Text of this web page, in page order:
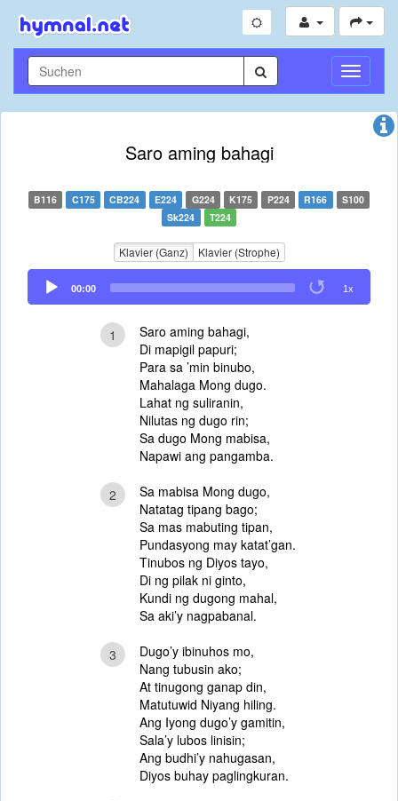
Saro aming bahagi
B116 C175 CB224 E224 G224 K175 P224 R166
S100
Sk224
T224
Klavier (Ganz) Klavier (Strophe)
Audio
Player
00:00 1x
1
Saro aming bahagi,
Di mapigil papuri;
Para sa ’min binubo,
Mahalaga Mong dugo.
Lahat ng suliranin,
Nilutas ng dugo rin;
Sa dugo Mong mabisa,
Napawi ang pangamba.
2
Sa mabisa Mong dugo,
Natatag tipang bago;
Sa mas mabuting tipan,
Pundasyong may katat’gan.
Tinubos ng Diyos tayo,
Di ng pilak ni ginto,
Kundi ng dugong mahal,
Sa aki’y nagpabanal.
3
Dugo’y ibinuhos mo,
Nang tubusin ako;
At tinugong ganap din,
Matutuwid Niyang hiling.
Ang Iyong dugo’y gamitin,
Sala’y lubos linisin;
Ang budhi’y nahugasan,
Diyos buhay paglingkuran.